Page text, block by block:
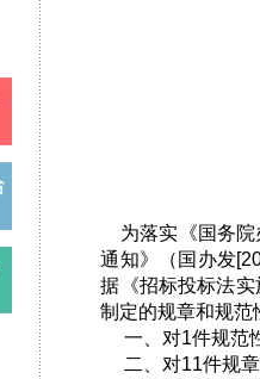
为落实《国务院
通知》（国办发
据《招标投标法
制定的规章和规范
一、对1件规范
二、对11件规章